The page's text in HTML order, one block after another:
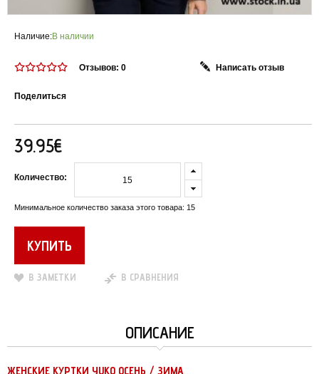
Наличие:В наличии
Отзывов: 0 Написать отзыв
Поделиться
39.95€
Количество:
Минимальное количество заказа этого товара: 15
В ЗАМЕТКИ В СРАВНЕНИЯ
ОПИСАНИЕ
ЖЕНСКИЕ КУРТКИ YUKO ОСЕНЬ / ЗИМА